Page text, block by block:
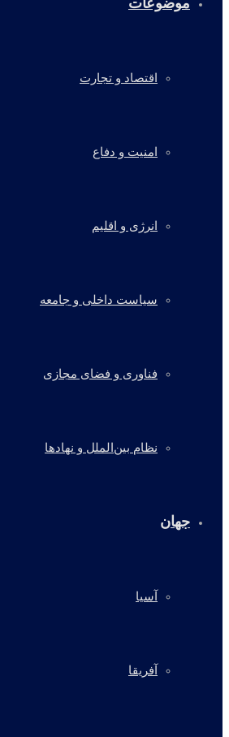
موضوعات
اقتصاد و تجارت
امنیت و دفاع
انرژی و اقلیم
سیاست داخلی و جامعه
فناوری و فضای مجازی
نظام بین‌الملل و نهادها
جهان
آسیا
آفریقا